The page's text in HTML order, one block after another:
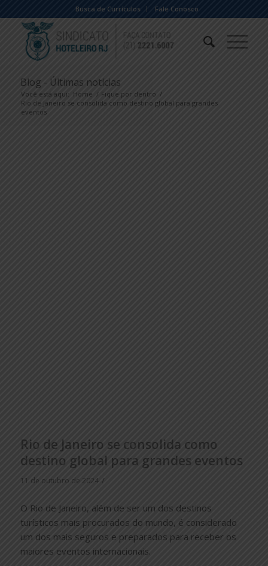
Busca de Currículos Fale Conosco
Blog - Últimas notícias
Você está aqui: Home / Fique por dentro /
Rio de Janeiro se consolida como destino global para grandes
eventos
Rio de Janeiro se consolida como
destino global para grandes eventos
11 de outubro de 2024 /
O Rio de Janeiro, além de ser um dos destinos
turísticos mais procurados do mundo, é considerado
um dos mais seguros e preparados para receber os
maiores eventos internacionais.